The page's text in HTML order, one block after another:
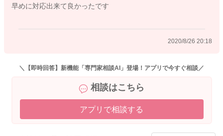
2020/8/26 14:20
早めに対応出来て良かったです
2020/8/26 20:18
＼【即時回答】新機能「専門家相談AI」登場！アプリで今すぐ相談／
相談はこちら
アプリで相談する